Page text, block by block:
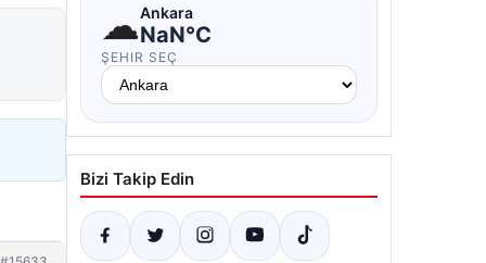
☁Ankara
NaN°C
ŞEHIR SEÇ
Bizi Takip Edin